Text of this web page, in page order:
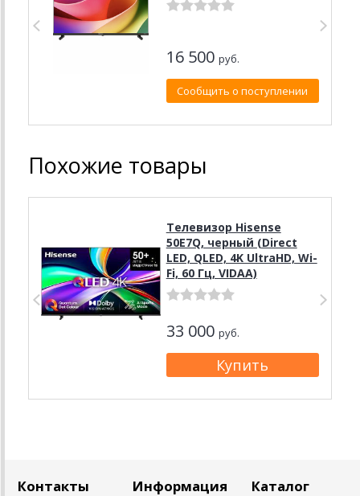
16 500 руб.
Сообщить о поступлении
Похожие товары
Телевизор Hisense
50E7Q, черный (Direct
LED, QLED, 4K UltraHD, Wi-
Fi, 60 Гц, VIDAA)
33 000 руб.
Контакты Информация Каталог